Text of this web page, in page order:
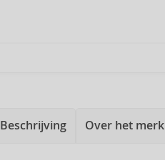
Beschrijving Over het merk